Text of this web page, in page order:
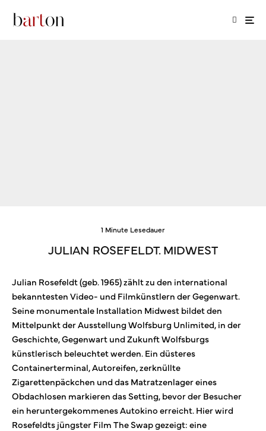
1 Minute Lesedauer
JULIAN ROSEFELDT. MIDWEST
Julian Rosefeldt (geb. 1965) zählt zu den international
bekanntesten Video- und Filmkünstlern der Gegenwart.
Seine monumentale Installation Midwest bildet den
Mittelpunkt der Ausstellung Wolfsburg Unlimited, in der
Geschichte, Gegenwart und Zukunft Wolfsburgs
künstlerisch beleuchtet werden. Ein düsteres
Containerterminal, Autoreifen, zerknüllte
Zigarettenpäckchen und das Matratzenlager eines
Obdachlosen markieren das Setting, bevor der Besucher
ein heruntergekommenes Autokino erreicht. Hier wird
Rosefeldts jüngster Film The Swap gezeigt: eine